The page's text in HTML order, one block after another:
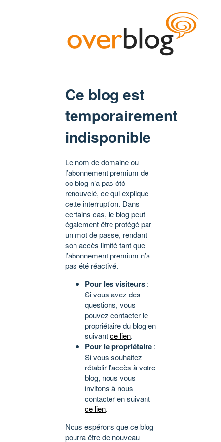
Ce blog est
temporairement
indisponible
Le nom de domaine ou
l’abonnement premium de
ce blog n’a pas été
renouvelé, ce qui explique
cette interruption. Dans
certains cas, le blog peut
également être protégé par
un mot de passe, rendant
son accès limité tant que
l’abonnement premium n’a
pas été réactivé.
Pour les visiteurs :
Si vous avez des
questions, vous
pouvez contacter le
propriétaire du blog en
suivantce lien.
Pour le propriétaire :
Si vous souhaitez
rétablir l’accès à votre
blog, nous vous
invitons à nous
contacter en suivant
ce lien.
Nous espérons que ce blog
pourra être de nouveau